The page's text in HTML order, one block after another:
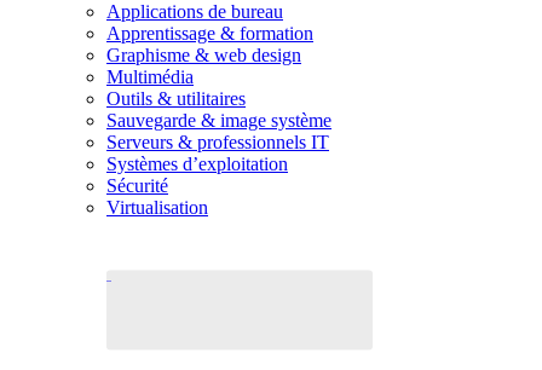
Applications de bureau
Apprentissage & formation
Graphisme & web design
Multimédia
Outils & utilitaires
Sauvegarde & image système
Serveurs & professionnels IT
Systèmes d’exploitation
Sécurité
Virtualisation